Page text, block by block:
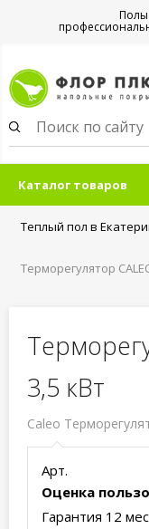
Полы
Каталог товаров
Теплый пол в
Терморегулятор
3,5 кВт
Caleo
Арт.
Оценка
Гарантия 12